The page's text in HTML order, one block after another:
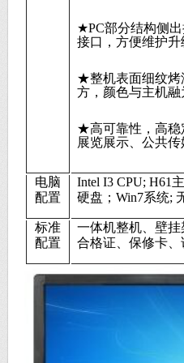
★PC部分结构侧
接口，方便维护升
★整机表面细纹烤
方，颜色与主机融
★高可靠性，高稳
展览展示、公共
电脑
配置
Intel I3 CPU; H61
硬盘；Win7系统;
标准
配置
一体机整机、壁挂
合格证、保修卡、